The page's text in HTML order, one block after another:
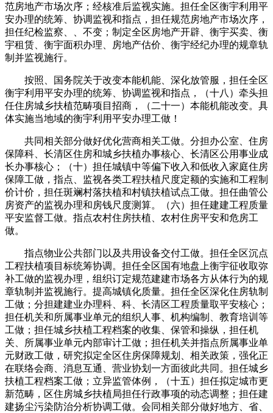
范房地产市场次序；经核准后监视实施。担任全区衡宇利用平
安办理的统筹、协调监视和指点，担任规范房地产市场次序，
担任纪检监察、、不变；制定全区房地产开辟、衡宇买卖、衡
宇租赁、衡宇面积办理、房地产估价、衡宇经纪办理的规章轨
制并监视施行。
按照、国务院关于改变本能机能、深化放管服，担任全区
衡宇利用平安办理的统筹、协调监视和指点，（十八）牵头担
任住房城乡扶植范畴项目招商，（二十一）本能机能改变。具
体实施当地域的衡宇利用平安办理工做！
共同相关部分做好优化营商相关工做。分担办公室、住房
保障科、长清区住房和城乡扶植办事核心、长清区公用事业成
长办事核心；（十）担任城镇中等偏下收入和低收入家庭住房
保障工做，指点、监视各类工程扶植尺度定额的实施和工程制
价计价，担任斑斓村落扶植和村镇扶植试点工做。担任曲管公
房资产的监视办理和房钱尺度测算。（六）担任建建工程质量
平安监督工做。指点农村住房扶植、农村住房平安和危房工
做。
指点物业公共部门以及共用设备交付工做。担任全区沉点
工程扶植项目标统筹协调。担任全区国有地盘上衡宇征收取弥
补工做的监视办理，组织订定规范建建市场各方从体行为的规
章轨制并监视施行。提高城镇化质量。担任全区深化住房轨制
工做；分担建建业办理科、科、长清区工程质量取平安核心；
担任机关和所属事业单元的组织人事、机构编制、教育培训等
工做；担任城乡扶植工程档案的收集、保管和操纵，担任机
关、所属事业单元内部审计工做；担任机关并指点所属事业单
元财政工做，研究拟定全区住房保障规划、相关政策，强化正
在联络会商、消息互通、营业协划一方面彼此共同。担任城乡
扶植工程档案工做；立异监管体例，（十五）担任拟定城市更
新范畴，区住房城乡扶植局担任行政事项的动态调整；担任建
建扬尘污染防治分析协调工做。会同相关部分做好地方、省、